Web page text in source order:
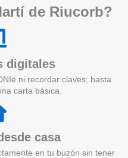
de Riucorb?
digitales
ni recordar claves; basta
carta básica.
casa
en tu buzón sin tener